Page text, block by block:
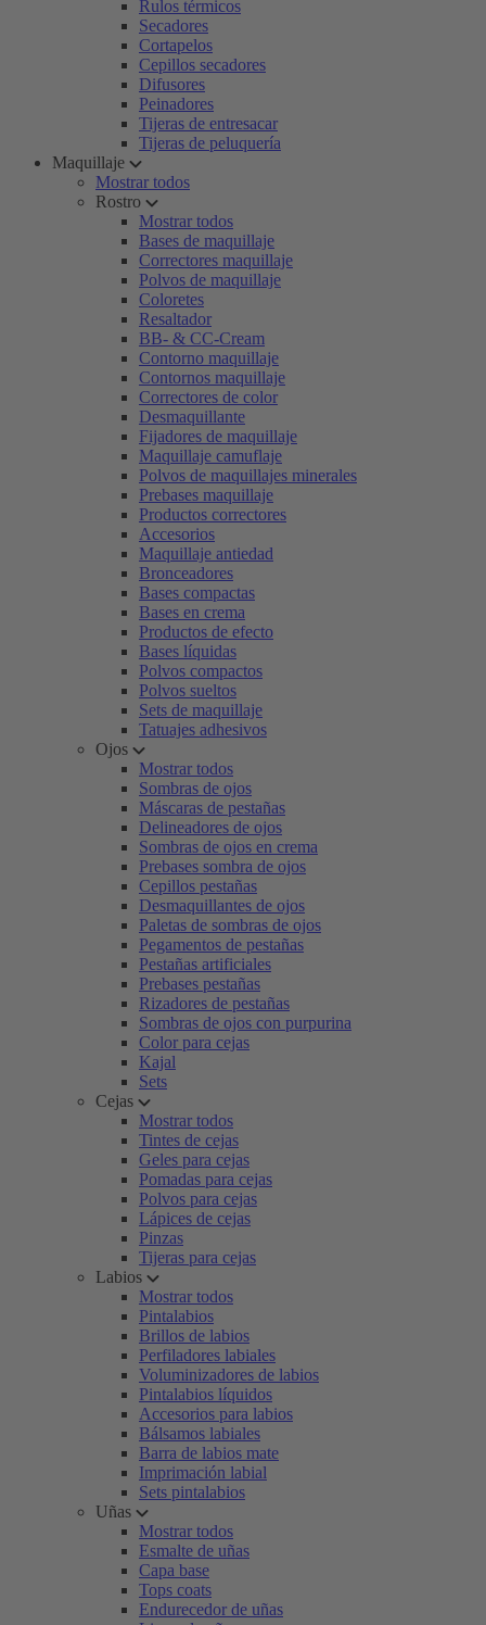
Rulos térmicos
Secadores
Cortapelos
Cepillos secadores
Difusores
Peinadores
Tijeras de entresacar
Tijeras de peluquería
Maquillaje
Mostrar todos
Rostro
Mostrar todos
Bases de maquillaje
Correctores maquillaje
Polvos de maquillaje
Coloretes
Resaltador
BB- & CC-Cream
Contorno maquillaje
Contornos maquillaje
Correctores de color
Desmaquillante
Fijadores de maquillaje
Maquillaje camuflaje
Polvos de maquillajes minerales
Prebases maquillaje
Productos correctores
Accesorios
Maquillaje antiedad
Bronceadores
Bases compactas
Bases en crema
Productos de efecto
Bases líquidas
Polvos compactos
Polvos sueltos
Sets de maquillaje
Tatuajes adhesivos
Ojos
Mostrar todos
Sombras de ojos
Máscaras de pestañas
Delineadores de ojos
Sombras de ojos en crema
Prebases sombra de ojos
Cepillos pestañas
Desmaquillantes de ojos
Paletas de sombras de ojos
Pegamentos de pestañas
Pestañas artificiales
Prebases pestañas
Rizadores de pestañas
Sombras de ojos con purpurina
Color para cejas
Kajal
Sets
Cejas
Mostrar todos
Tintes de cejas
Geles para cejas
Pomadas para cejas
Polvos para cejas
Lápices de cejas
Pinzas
Tijeras para cejas
Labios
Mostrar todos
Pintalabios
Brillos de labios
Perfiladores labiales
Voluminizadores de labios
Pintalabios líquidos
Accesorios para labios
Bálsamos labiales
Barra de labios mate
Imprimación labial
Sets pintalabios
Uñas
Mostrar todos
Esmalte de uñas
Capa base
Tops coats
Endurecedor de uñas